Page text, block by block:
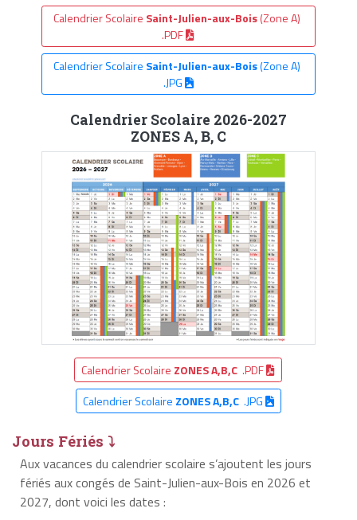
Calendrier Scolaire Saint-Julien-aux-Bois(Zone A)
.PDF
Calendrier Scolaire Saint-Julien-aux-Bois(Zone A)
.JPG
Calendrier Scolaire 2026-2027
ZONES A, B, C
Calendrier Scolaire ZONES A,B,C .PDF
Calendrier Scolaire ZONES A,B,C.JPG
Jours Fériés ⤵
Aux vacances du calendrier scolaire s’ajoutent les jours
fériés aux congés de Saint-Julien-aux-Bois en 2026 et
2027, dont voici les dates :